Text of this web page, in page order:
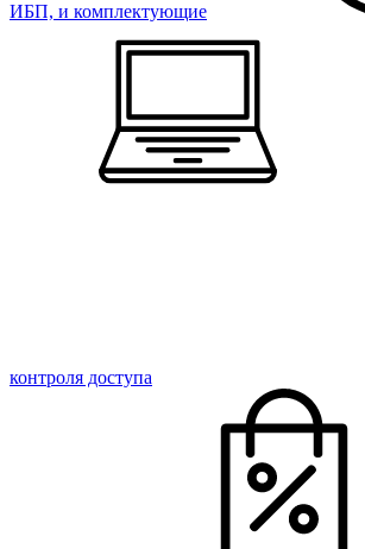
ИБП, и комплектующие
контроля доступа